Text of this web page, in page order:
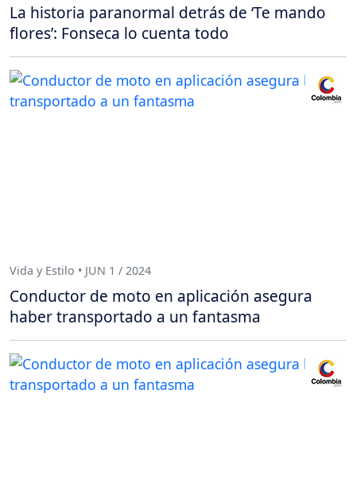
La historia paranormal detrás de ‘Te mando
flores’: Fonseca lo cuenta todo
Vida y Estilo • JUN 1 / 2024
Conductor de moto en aplicación asegura
haber transportado a un fantasma